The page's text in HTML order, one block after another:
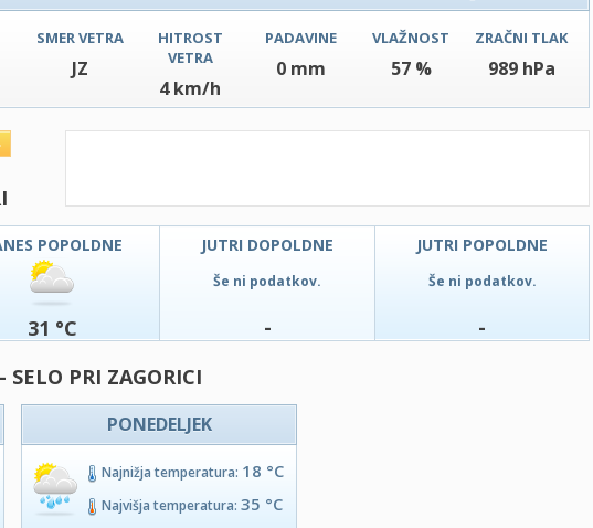
SMER VETRA
JZ
HITROST
VETRA
4 km/h
PADAVINE
0 mm
VLAŽNOST
57 %
ZRAČNI TLAK
989 hPa
POPOLDNE
31 °C
JUTRI DOPOLDNE
Še ni podatkov.
-
JUTRI POPOLDNE
Še ni podatkov.
-
PRI ZAGORICI
PONEDELJEK
Najnižja temperatura: 18 °C
Najvišja temperatura: 35 °C